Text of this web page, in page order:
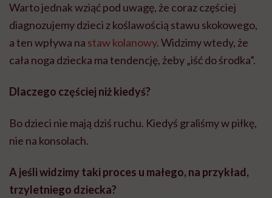
Warto jednak wziąć pod uwagę, że coraz częściej
diagnozujemy dzieci z koślawością stawu skokowego,
a ten wpływa na staw kolanowy. Widzimy wtedy, że
cała noga dziecka ma tendencję, żeby „iść do środka”.
Dlaczego częściej niż kiedyś?
Bo dzieci nie mają dziś ruchu. Kiedyś graliśmy w piłkę,
nie na konsolach.
A jeśli widzimy taki proces u małego, na przykład,
trzyletniego dziecka?